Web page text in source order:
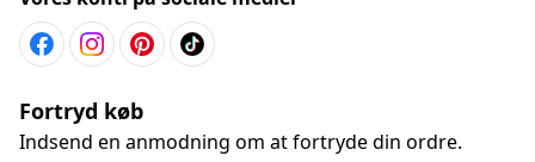
Fortryd køb
Indsend en anmodning om at fortryde din ordre.